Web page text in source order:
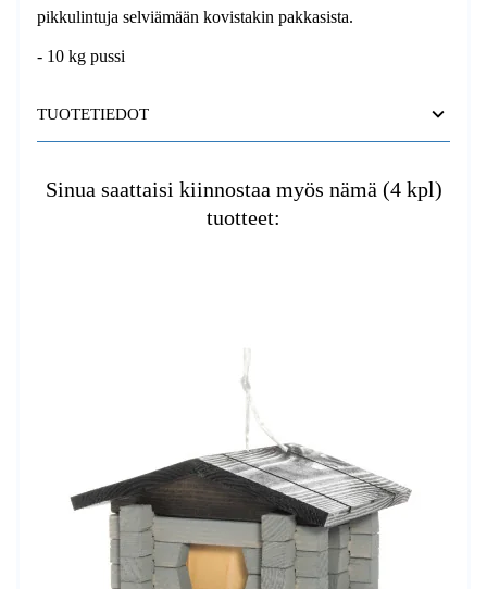
pikkulintuja selviämään kovistakin pakkasista.
- 10 kg pussi
TUOTETIEDOT
Sinua saattaisi kiinnostaa myös nämä (4 kpl)
tuotteet: